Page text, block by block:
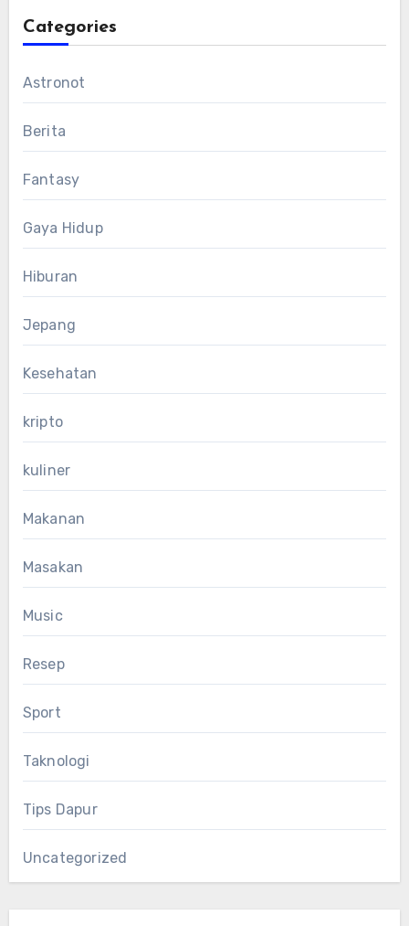
Categories
Astronot
Berita
Fantasy
Gaya Hidup
Hiburan
Jepang
Kesehatan
kripto
kuliner
Makanan
Masakan
Music
Resep
Sport
Taknologi
Tips Dapur
Uncategorized